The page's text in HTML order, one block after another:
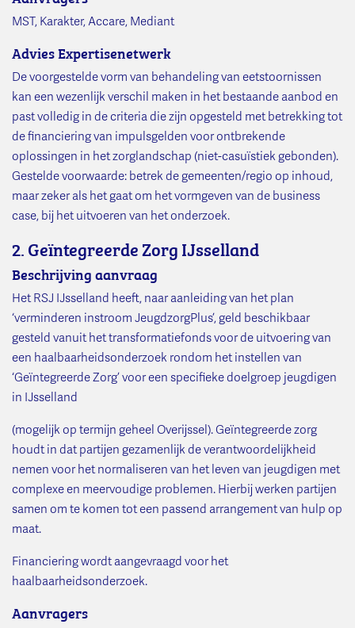
MST, Karakter, Accare, Mediant
Advies Expertisenetwerk
De voorgestelde vorm van behandeling van eetstoornissen
kan een wezenlijk verschil maken in het bestaande aanbod en
past volledig in de criteria die zijn opgesteld met betrekking tot
de financiering van impulsgelden voor ontbrekende
oplossingen in het zorglandschap (niet-casuïstiek gebonden).
Gestelde voorwaarde: betrek de gemeenten/regio op inhoud,
maar zeker als het gaat om het vormgeven van de business
case, bij het uitvoeren van het onderzoek.
2. Geïntegreerde Zorg IJsselland
Beschrijving aanvraag
Het RSJ IJsselland heeft, naar aanleiding van het plan
‘verminderen instroom JeugdzorgPlus’, geld beschikbaar
gesteld vanuit het transformatiefonds voor de uitvoering van
een haalbaarheidsonderzoek rondom het instellen van
‘Geïntegreerde Zorg’ voor een specifieke doelgroep jeugdigen
in IJsselland
(mogelijk op termijn geheel Overijssel). Geïntegreerde zorg
houdt in dat partijen gezamenlijk de verantwoordelijkheid
nemen voor het normaliseren van het leven van jeugdigen met
complexe en meervoudige problemen. Hierbij werken partijen
samen om te komen tot een passend arrangement van hulp op
maat.
Financiering wordt aangevraagd voor het
haalbaarheidsonderzoek.
Aanvragers